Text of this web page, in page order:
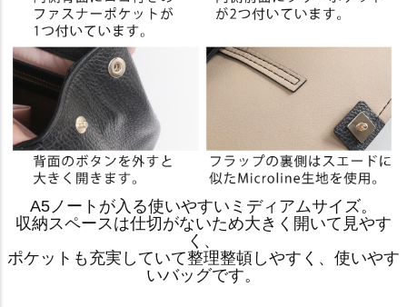
A5ノートが入る使いやすいミディアムサイズ。
収納スペースは仕切がないため大きく開いて見やす
く、
ポケットも充実していて整理整頓しやすく、使いやす
いバッグです。